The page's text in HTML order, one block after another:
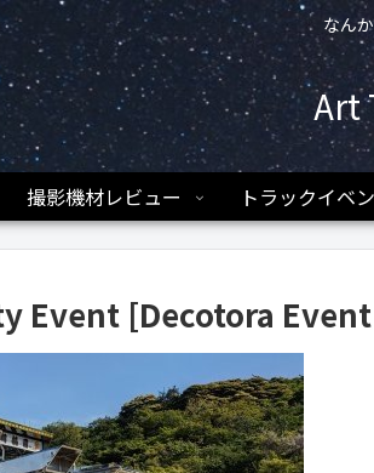
なん
Art
撮影機材レビュー トラックイベ
Event [Decotora